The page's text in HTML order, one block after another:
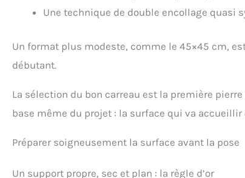
Une technique de double encollage quasi
Un format plus modeste, comme le 45×45 cm,
débutant.
La sélection du bon carreau est la première
base même du projet : la surface qui va
Préparer soigneusement la surface avant la pose
Un support propre, sec et plan : la règle d’or